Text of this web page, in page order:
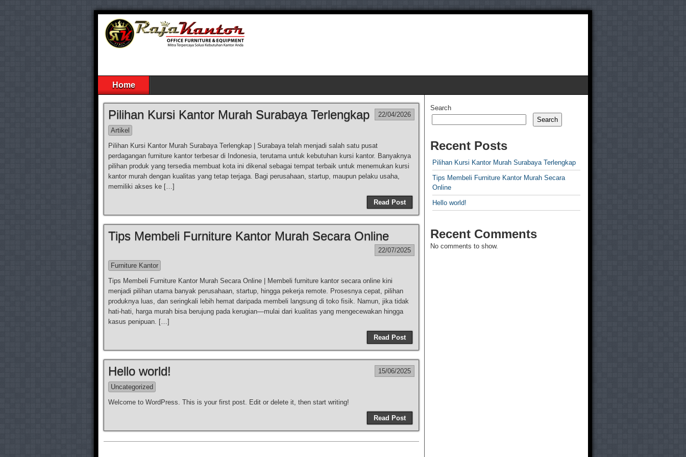
Home
Pilihan Kursi Kantor Murah Surabaya Terlengkap 22/04/2026
Artikel
Pilihan Kursi Kantor Murah Surabaya Terlengkap | Surabaya telah menjadi salah satu pusat
perdagangan furniture kantor terbesar di Indonesia, terutama untuk kebutuhan kursi kantor. Banyaknya
pilihan produk yang tersedia membuat kota ini dikenal sebagai tempat terbaik untuk menemukan kursi
kantor murah dengan kualitas yang tetap terjaga. Bagi perusahaan, startup, maupun pelaku usaha,
memiliki akses ke […]
Read Post
Tips Membeli Furniture Kantor Murah Secara Online
22/07/2025
Furniture Kantor
Tips Membeli Furniture Kantor Murah Secara Online | Membeli furniture kantor secara online kini
menjadi pilihan utama banyak perusahaan, startup, hingga pekerja remote. Prosesnya cepat, pilihan
produknya luas, dan seringkali lebih hemat daripada membeli langsung di toko fisik. Namun, jika tidak
hati-hati, harga murah bisa berujung pada kerugian—mulai dari kualitas yang mengecewakan hingga
kasus penipuan. […]
Read Post
Hello world! 15/06/2025
Uncategorized
Welcome to WordPress. This is your first post. Edit or delete it, then start writing!
Read Post
Search
Search
Recent Posts
Pilihan Kursi Kantor Murah Surabaya Terlengkap
Tips Membeli Furniture Kantor Murah Secara
Online
Hello world!
Recent Comments
No comments to show.